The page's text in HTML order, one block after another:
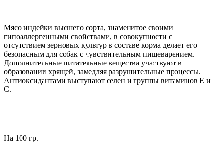
Мясо индейки высшего сорта, знаменитое своими
гипоаллергенными свойствами, в совокупности с
отсутствием зерновых культур в составе корма делает его
безопасным для собак с чувствительным пищеварением.
Дополнительные питательные вещества участвуют в
образовании хрящей, замедляя разрушительные процессы.
Антиоксидантами выступают селен и группы витаминов Е и
С.
На 100 гр.